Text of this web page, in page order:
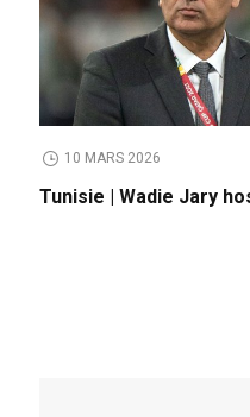
10 MARS 2026
Tunisie | Wadie Jary